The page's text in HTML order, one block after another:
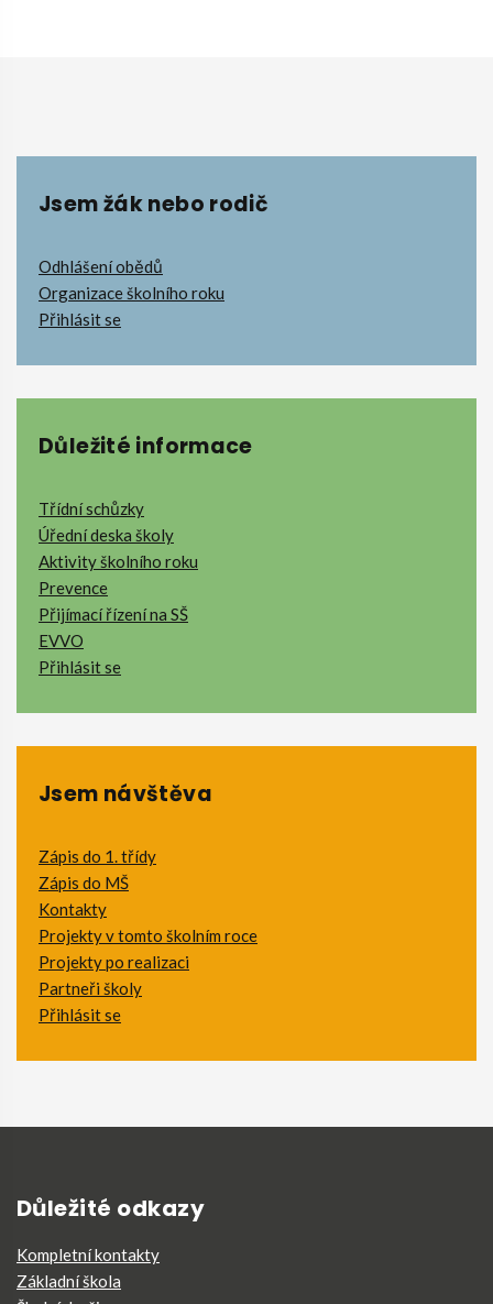
Jsem žák nebo rodič
Odhlášení obědů
Organizace školního roku
Přihlásit se
Důležité informace
Třídní schůzky
Úřední deska školy
Aktivity školního roku
Prevence
Přijímací řízení na SŠ
EVVO
Přihlásit se
Jsem návštěva
Zápis do 1. třídy
Zápis do MŠ
Kontakty
Projekty v tomto školním roce
Projekty po realizaci
Partneři školy
Přihlásit se
Důležité odkazy
Kompletní kontakty
Základní škola